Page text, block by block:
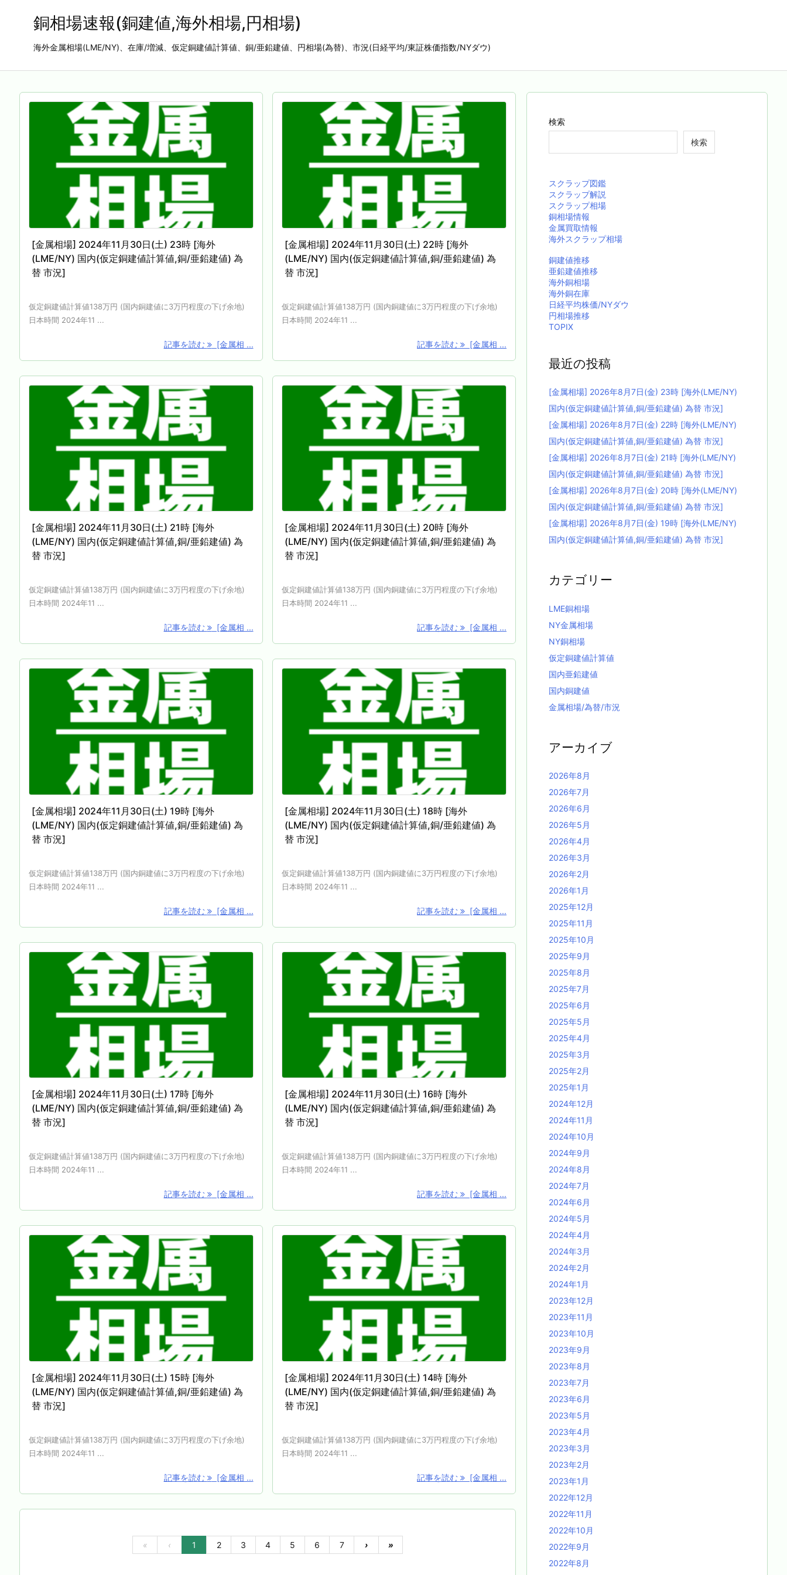
銅相場速報(銅建値,海外相場,円相場)
海外金属相場(LME/NY)、在庫/増減、仮定銅建値計算値、銅/亜鉛建値、円相場(為替)、市況(日経平均/東証株価指数/NYダウ)
[金属相場] 2024年11月30日(土) 23時 [海外
(LME/NY) 国内(仮定銅建値計算値,銅/亜鉛建値) 為
替 市況]
仮定銅建値計算値138万円 (国内銅建値に3万円程度の下げ余地)
日本時間 2024年11 ...
記事を読む [金属相 ...
[金属相場] 2024年11月30日(土) 22時 [海外
(LME/NY) 国内(仮定銅建値計算値,銅/亜鉛建値) 為
替 市況]
仮定銅建値計算値138万円 (国内銅建値に3万円程度の下げ余地)
日本時間 2024年11 ...
記事を読む [金属相 ...
[金属相場] 2024年11月30日(土) 21時 [海外
(LME/NY) 国内(仮定銅建値計算値,銅/亜鉛建値) 為
替 市況]
仮定銅建値計算値138万円 (国内銅建値に3万円程度の下げ余地)
日本時間 2024年11 ...
記事を読む [金属相 ...
[金属相場] 2024年11月30日(土) 20時 [海外
(LME/NY) 国内(仮定銅建値計算値,銅/亜鉛建値) 為
替 市況]
仮定銅建値計算値138万円 (国内銅建値に3万円程度の下げ余地)
日本時間 2024年11 ...
記事を読む [金属相 ...
[金属相場] 2024年11月30日(土) 19時 [海外
(LME/NY) 国内(仮定銅建値計算値,銅/亜鉛建値) 為
替 市況]
仮定銅建値計算値138万円 (国内銅建値に3万円程度の下げ余地)
日本時間 2024年11 ...
記事を読む [金属相 ...
[金属相場] 2024年11月30日(土) 18時 [海外
(LME/NY) 国内(仮定銅建値計算値,銅/亜鉛建値) 為
替 市況]
仮定銅建値計算値138万円 (国内銅建値に3万円程度の下げ余地)
日本時間 2024年11 ...
記事を読む [金属相 ...
[金属相場] 2024年11月30日(土) 17時 [海外
(LME/NY) 国内(仮定銅建値計算値,銅/亜鉛建値) 為
替 市況]
仮定銅建値計算値138万円 (国内銅建値に3万円程度の下げ余地)
日本時間 2024年11 ...
記事を読む [金属相 ...
[金属相場] 2024年11月30日(土) 16時 [海外
(LME/NY) 国内(仮定銅建値計算値,銅/亜鉛建値) 為
替 市況]
仮定銅建値計算値138万円 (国内銅建値に3万円程度の下げ余地)
日本時間 2024年11 ...
記事を読む [金属相 ...
[金属相場] 2024年11月30日(土) 15時 [海外
(LME/NY) 国内(仮定銅建値計算値,銅/亜鉛建値) 為
替 市況]
仮定銅建値計算値138万円 (国内銅建値に3万円程度の下げ余地)
日本時間 2024年11 ...
記事を読む [金属相 ...
[金属相場] 2024年11月30日(土) 14時 [海外
(LME/NY) 国内(仮定銅建値計算値,銅/亜鉛建値) 為
替 市況]
仮定銅建値計算値138万円 (国内銅建値に3万円程度の下げ余地)
日本時間 2024年11 ...
記事を読む [金属相 ...
« ‹ 1 2 3 4 5 6 7 › »
検索
検索
スクラップ図鑑
スクラップ解説
スクラップ相場
銅相場情報
金属買取情報
海外スクラップ相場
銅建値推移
亜鉛建値推移
海外銅相場
海外銅在庫
日経平均株価/NYダウ
円相場推移
TOPIX
最近の投稿
[金属相場] 2026年8月7日(金) 23時 [海外(LME/NY)
国内(仮定銅建値計算値,銅/亜鉛建値) 為替 市況]
[金属相場] 2026年8月7日(金) 22時 [海外(LME/NY)
国内(仮定銅建値計算値,銅/亜鉛建値) 為替 市況]
[金属相場] 2026年8月7日(金) 21時 [海外(LME/NY)
国内(仮定銅建値計算値,銅/亜鉛建値) 為替 市況]
[金属相場] 2026年8月7日(金) 20時 [海外(LME/NY)
国内(仮定銅建値計算値,銅/亜鉛建値) 為替 市況]
[金属相場] 2026年8月7日(金) 19時 [海外(LME/NY)
国内(仮定銅建値計算値,銅/亜鉛建値) 為替 市況]
カテゴリー
LME銅相場
NY金属相場
NY銅相場
仮定銅建値計算値
国内亜鉛建値
国内銅建値
金属相場/為替/市況
アーカイブ
2026年8月
2026年7月
2026年6月
2026年5月
2026年4月
2026年3月
2026年2月
2026年1月
2025年12月
2025年11月
2025年10月
2025年9月
2025年8月
2025年7月
2025年6月
2025年5月
2025年4月
2025年3月
2025年2月
2025年1月
2024年12月
2024年11月
2024年10月
2024年9月
2024年8月
2024年7月
2024年6月
2024年5月
2024年4月
2024年3月
2024年2月
2024年1月
2023年12月
2023年11月
2023年10月
2023年9月
2023年8月
2023年7月
2023年6月
2023年5月
2023年4月
2023年3月
2023年2月
2023年1月
2022年12月
2022年11月
2022年10月
2022年9月
2022年8月